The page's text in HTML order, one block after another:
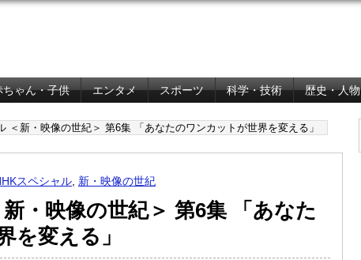
ちゃん・子供 エンタメ スポーツ 科学・技術 歴史・人物
＜新・映像の世紀＞ 第6集 「あなたのワンカットが世界を変える」
スペシャル 新・映像の世紀
・映像の世紀＞ 第6集 「あなた
を変える」